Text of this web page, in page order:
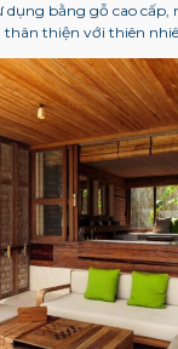
dụng bằng gỗ cao
thân thiện với thiên